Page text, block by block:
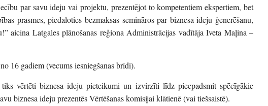
par savu ideju vai projektu, prezentējot to kompetentiem ekspertiem, bet
prasmes, piedaloties bezmaksas semināros par biznesa ideju ģenerēšanu,
aicina Latgales plānošanas reģiona Administrācijas vadītāja Iveta Maļina –
16 gadiem (vecums iesniegšanas brīdī).
vērtēti biznesa ideju pieteikumi un izvirzīti līdz piecpadsmit spēcīgākie
biznesa ideju prezentēs Vērtēšanas komisijai klātienē (vai tiešsaistē).